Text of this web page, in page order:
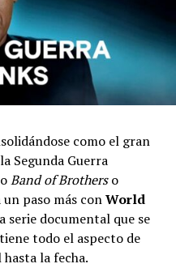
como el gran
Segunda Guerra
Band of Brotherso
paso más conWorld
serie documental que se
todo el aspecto de
la fecha.